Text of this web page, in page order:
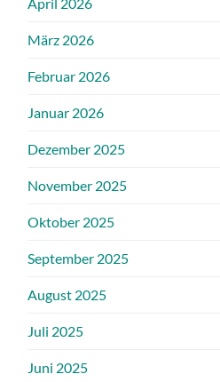
März 2026
Februar 2026
Januar 2026
Dezember 2025
November 2025
Oktober 2025
September 2025
August 2025
Juli 2025
Juni 2025